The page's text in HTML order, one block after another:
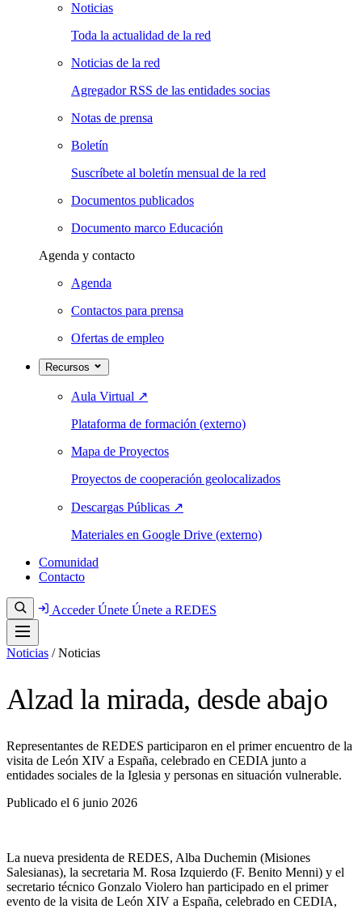
Noticias
Toda la actualidad de la red
Noticias de la red
Agregador RSS de las entidades socias
Notas de prensa
Boletín
Suscríbete al boletín mensual de la red
Documentos publicados
Documento marco Educación
Agenda y contacto
Agenda
Contactos para prensa
Ofertas de empleo
Recursos
Aula Virtual ↗
Plataforma de formación (externo)
Mapa de Proyectos
Proyectos de cooperación geolocalizados
Descargas Públicas ↗
Materiales en Google Drive (externo)
Comunidad
Contacto
AccederÚnete Únete a REDES
Noticias / Noticias
Alzad la mirada, desde abajo
Representantes de REDES participaron en el primer encuentro de la
visita de León XIV a España, celebrado en CEDIA junto a
entidades sociales de la Iglesia y personas en situación vulnerable.
Publicado el 6 junio 2026
La nueva presidenta de REDES, Alba Duchemin (Misiones
Salesianas), la secretaria M. Rosa Izquierdo (F. Benito Menni) y el
secretario técnico Gonzalo Violero han participado en el primer
evento de la visita de León XIV a España, celebrado en CEDIA,